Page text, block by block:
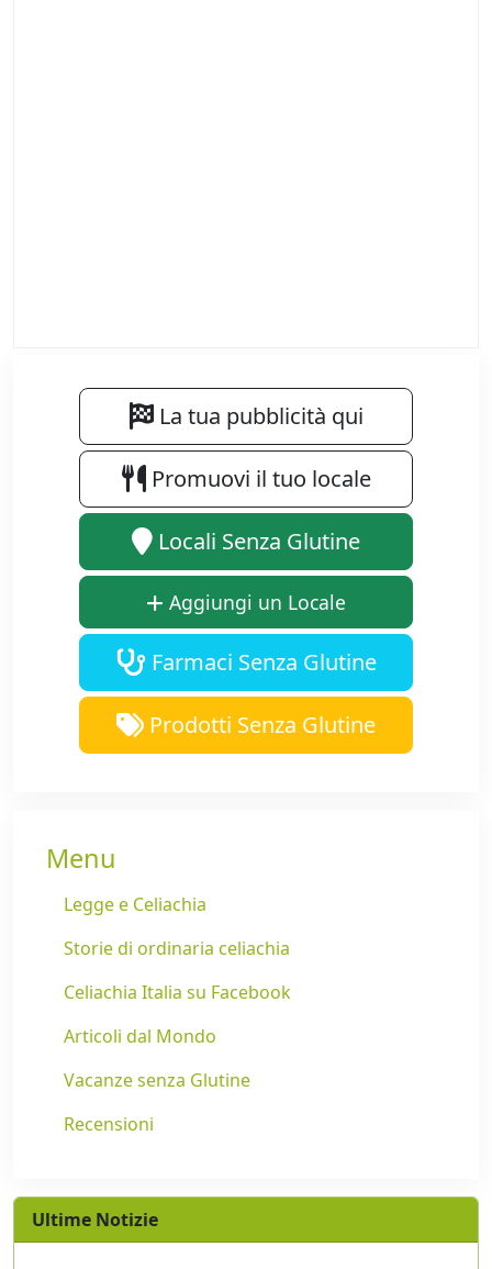
La tua pubblicità qui
Promuovi il tuo locale
Locali Senza Glutine
Aggiungi un Locale
Farmaci Senza Glutine
Prodotti Senza Glutine
Menu
Legge e Celiachia
Storie di ordinaria celiachia
Celiachia Italia su Facebook
Articoli dal Mondo
Vacanze senza Glutine
Recensioni
Ultime Notizie